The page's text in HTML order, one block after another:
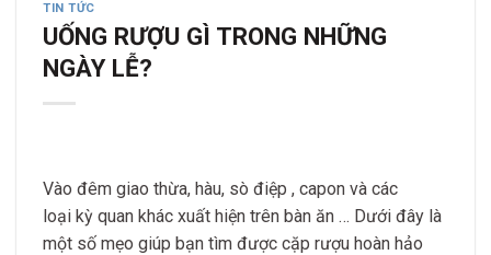
TIN TỨC
UỐNG RƯỢU GÌ TRONG NHỮNG
NGÀY LỄ?
Vào đêm giao thừa, hàu, sò điệp , capon và các
loại kỳ quan khác xuất hiện trên bàn ăn … Dưới đây là
một số mẹo giúp bạn tìm được cặp rượu hoàn hảo